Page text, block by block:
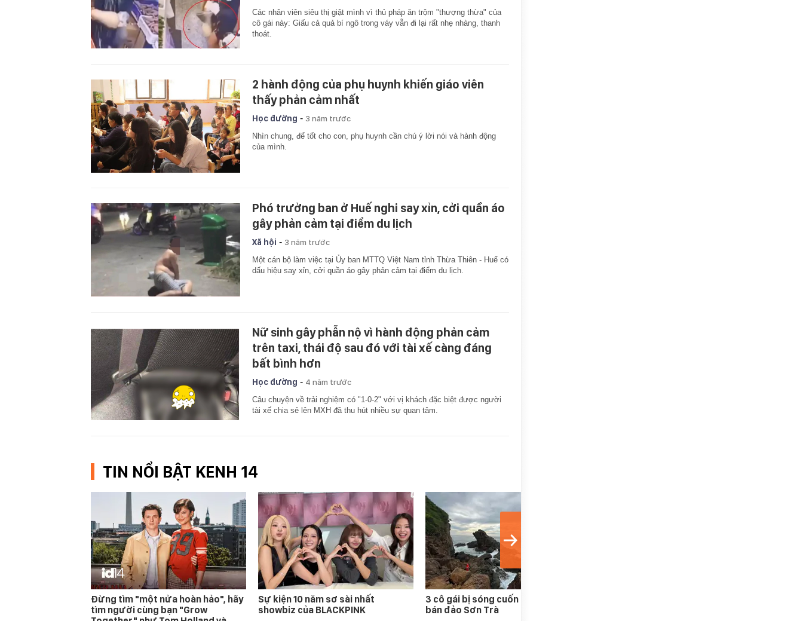
Các nhân viên siêu thị giật mình vì thủ pháp ăn trộm "thượng thừa" của
cô gái này: Giấu cả quả bí ngô trong váy vẫn đi lại rất nhẹ nhàng, thanh
thoát.
2 hành động của phụ huynh khiến giáo viên
thấy phản cảm nhất
Học đường - 3 năm trước
Nhìn chung, để tốt cho con, phụ huynh cần chú ý lời nói và hành động
của mình.
Phó trưởng ban ở Huế nghi say xỉn, cởi quần áo
gây phản cảm tại điểm du lịch
Xã hội - 3 năm trước
Một cán bộ làm việc tại Ủy ban MTTQ Việt Nam tỉnh Thừa Thiên - Huế có
dấu hiệu say xỉn, cởi quần áo gây phản cảm tại điểm du lịch.
Nữ sinh gây phẫn nộ vì hành động phản cảm
trên taxi, thái độ sau đó với tài xế càng đáng
bất bình hơn
Học đường - 4 năm trước
Câu chuyện về trải nghiệm có "1-0-2" với vị khách đặc biệt được người
tài xế chia sẻ lên MXH đã thu hút nhiều sự quan tâm.
TIN NỔI BẬT KENH 14
Đừng tìm "một nửa hoàn hảo", hãy
tìm người cùng bạn "Grow
Sự kiện 10 năm sơ sài nhất
showbiz của BLACKPINK
3 cô gái bị sóng cuốn mất tích ở
bán đảo Sơn Trà